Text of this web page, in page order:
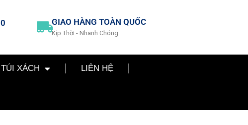
GIAO HÀNG TOÀN QUỐC
Kịp Thời - Nhanh Chóng
XÁCH LIÊN HỆ